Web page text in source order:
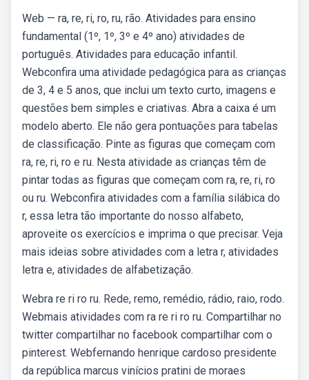
Web — ra, re, ri, ro, ru, rão. Atividades para ensino
fundamental (1º, 1º, 3º e 4º ano) atividades de
português. Atividades para educação infantil.
Webconfira uma atividade pedagógica para as crianças
de 3, 4 e 5 anos, que inclui um texto curto, imagens e
questões bem simples e criativas. Abra a caixa é um
modelo aberto. Ele não gera pontuações para tabelas
de classificação. Pinte as figuras que começam com
ra, re, ri, ro e ru. Nesta atividade as crianças têm de
pintar todas as figuras que começam com ra, re, ri, ro
ou ru. Webconfira atividades com a família silábica do
r, essa letra tão importante do nosso alfabeto,
aproveite os exercícios e imprima o que precisar. Veja
mais ideias sobre atividades com a letra r, atividades
letra e, atividades de alfabetização.
Webra re ri ro ru. Rede, remo, remédio, rádio, raio, rodo.
Webmais atividades com ra re ri ro ru. Compartilhar no
twitter compartilhar no facebook compartilhar com o
pinterest. Webfernando henrique cardoso presidente
da república marcus vinícios pratini de moraes